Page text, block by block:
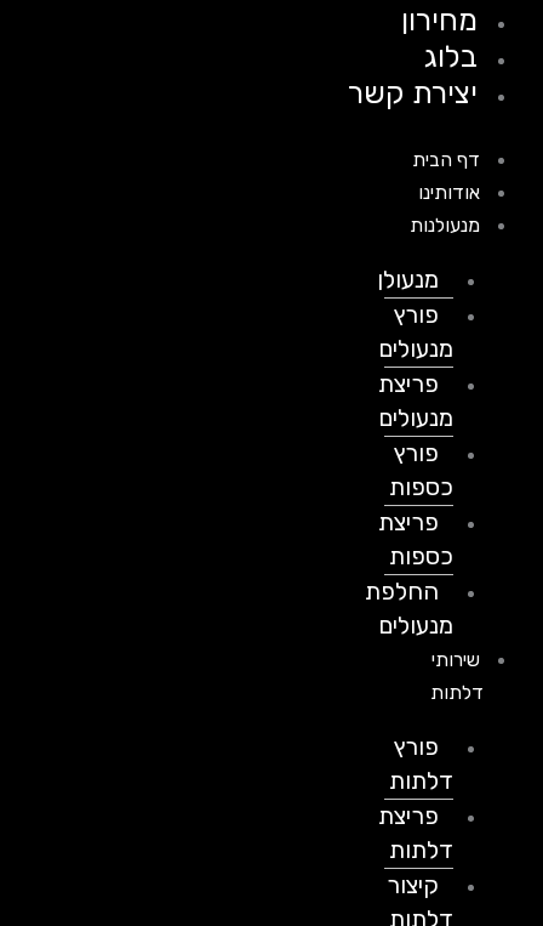
מחירון
בלוג
יצירת קשר
דף הבית
אודותינו
מנעולנות
מנעולן
פורץ
מנעולים
פריצת
מנעולים
פורץ
כספות
פריצת
כספות
החלפת
מנעולים
שירותי
דלתות
פורץ
דלתות
פריצת
דלתות
קיצור
דלתות